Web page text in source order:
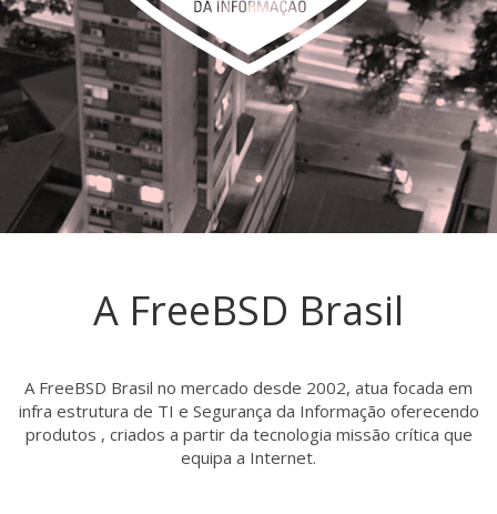
A FreeBSD Brasil
A FreeBSD Brasil no mercado desde 2002, atua focada em
infra estrutura de TI e Segurança da Informação oferecendo
produtos , criados a partir da tecnologia missão crítica que
equipa a Internet.